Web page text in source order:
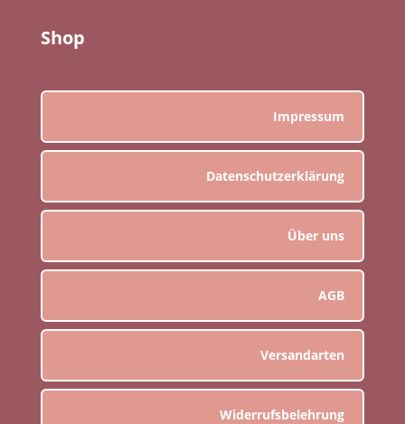
Shop
Impressum
Datenschutzerklärung
Über uns
AGB
Versandarten
Widerrufsbelehrung